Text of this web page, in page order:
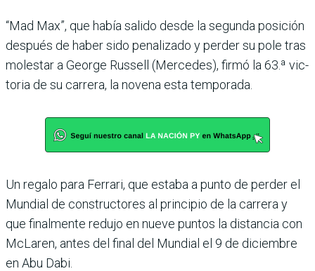
“Mad Max”, que había salido desde la segunda posición
después de haber sido pena­lizado y perder su pole tras
molestar a George Russell (Mercedes), firmó la 63.ª vic­
toria de su carrera, la novena esta temporada.
Un regalo para Ferrari, que estaba a punto de perder el
Mundial de constructores al principio de la carrera y
que finalmente redujo en nueve puntos la distancia con
McLaren, antes del final del Mundial el 9 de diciembre
en Abu Dabi.